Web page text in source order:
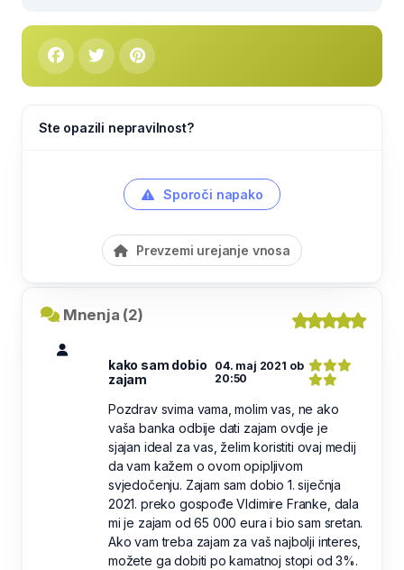
Ste opazili nepravilnost?
Sporoči napako
Prevzemi urejanje vnosa
Mnenja (2)
kako sam dobio
zajam
04. maj 2021 ob
20:50
Pozdrav svima vama, molim vas, ne ako
vaša banka odbije dati zajam ovdje je
sjajan ideal za vas, želim koristiti ovaj medij
da vam kažem o ovom opipljivom
svjedočenju. Zajam sam dobio 1. siječnja
2021. preko gospođe Vldimire Franke, dala
mi je zajam od 65 000 eura i bio sam sretan.
Ako vam treba zajam za vaš najbolji interes,
možete ga dobiti po kamatnoj stopi od 3%.